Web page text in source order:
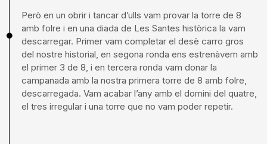
Però en un obrir i tancar d’ulls vam provar la torre de 8
amb folre i en una diada de Les Santes històrica la vam
descarregar. Primer vam completar el desè carro gros
del nostre historial, en segona ronda ens estrenàvem amb
el primer 3 de 8, i en tercera ronda vam donar la
campanada amb la nostra primera torre de 8 amb folre,
descarregada. Vam acabar l’any amb el domini del quatre,
el tres irregular i una torre que no vam poder repetir.